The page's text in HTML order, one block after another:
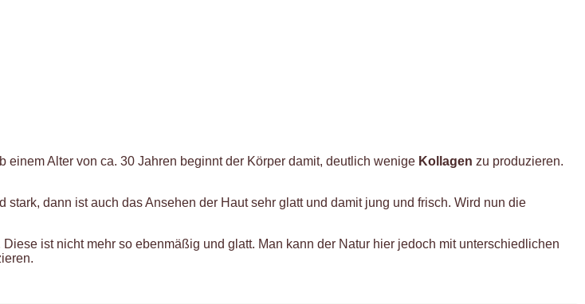
Alter von ca. 30 Jahren beginnt der Körper damit, deutlich wenige Kollagen zu produzieren.
dann ist auch das Ansehen der Haut sehr glatt und damit jung und frisch. Wird nun die
ist nicht mehr so ebenmäßig und glatt. Man kann der Natur hier jedoch mit unterschiedlichen